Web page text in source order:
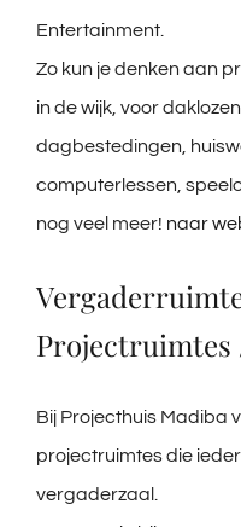
Entertainment.
Zo kun je denken aan
in de wijk, voor
dagbestedingen,
computerlessen,
nog veel meer! naar
Projectruimtes
Bij Projecthuis Madiba
projectruimtes die
vergaderzaal.